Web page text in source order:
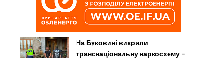
На Буковині викрили
транснаціональну наркосхему –